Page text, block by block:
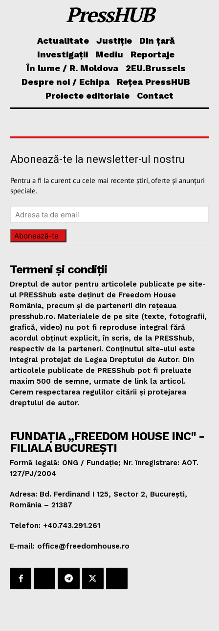
PressHUB
Actualitate Justiție
Din țară
Investigații
Mediu
Reportaje
În lume / R. Moldova
2EU.Brussels
Despre noi / Echipa
Rețea PressHUB
Proiecte editoriale
Contact
Abonează-te la newsletter-ul nostru
Pentru a fi la curent cu cele mai recente știri, oferte și anunțuri
speciale.
Abonează-te
Termeni și condiții
Dreptul de autor pentru articolele publicate pe site-
ul PRESShub este deținut de Freedom House
România, precum și de partenerii din rețeaua
presshub.ro. Materialele de pe site (texte, fotografii,
grafică, video) nu pot fi reproduse integral fără
acordul obținut explicit, în scris, de la PRESShub,
respectiv de la parteneri. Conținutul site-ului este
integral protejat de Legea Dreptului de Autor. Din
articolele publicate de PRESShub pot fi preluate
maxim 500 de semne, urmate de link la articol.
Cerem respectarea regulilor citării și protejarea
dreptului de autor.
FUNDAȚIA „FREEDOM HOUSE INC" -
FILIALA BUCUREȘTI
Formă legală: ONG / Fundație; Nr. înregistrare: AOT.
127/PJ/2004
Adresa: Bd. Ferdinand I 125, Sector 2, București,
România – 21387
Telefon: +40.743.291.261
E-mail: office@freedomhouse.ro